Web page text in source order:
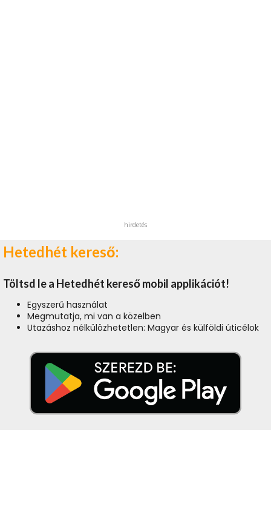
hirdetés
Hetedhét kereső:
Töltsd le a Hetedhét kereső mobil applikációt!
Egyszerű használat
Megmutatja, mi van a közelben
Utazáshoz nélkülözhetetlen: Magyar és külföldi úticélok